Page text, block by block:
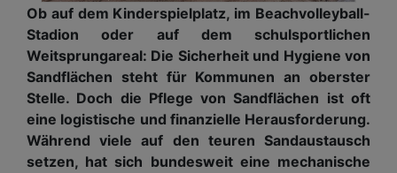
Ob auf dem Kinderspielplatz, im Beachvolleyball-
Stadion oder auf dem schulsportlichen
Weitsprungareal: Die Sicherheit und Hygiene von
Sandflächen steht für Kommunen an oberster
Stelle. Doch die Pflege von Sandflächen ist oft
eine logistische und finanzielle Herausforderung.
Während viele auf den teuren Sandaustausch
setzen, hat sich bundesweit eine mechanische